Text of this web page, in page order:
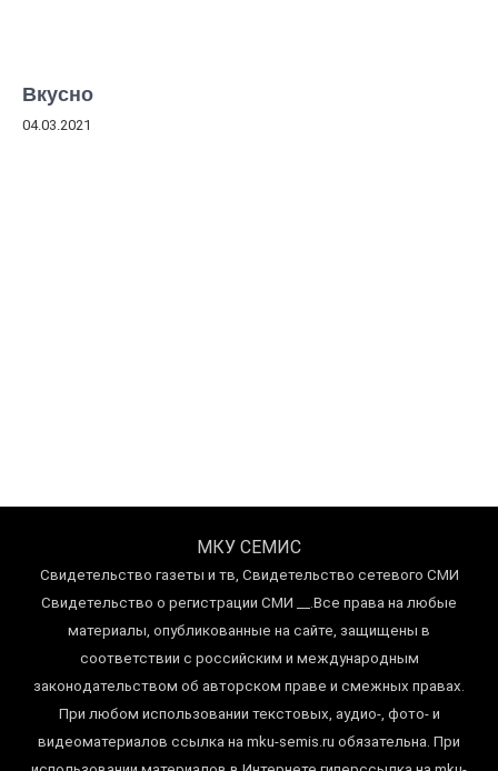
Вкусно
04.03.2021
МКУ СЕМИС
Свидетельство газеты и тв, Свидетельство сетевого СМИ
Свидетельство о регистрации СМИ __.Все права на любые
материалы, опубликованные на сайте, защищены в
соответствии с российским и международным
законодательством об авторском праве и смежных правах.
При любом использовании текстовых, аудио-, фото- и
видеоматериалов ссылка на mku-semis.ru обязательна. При